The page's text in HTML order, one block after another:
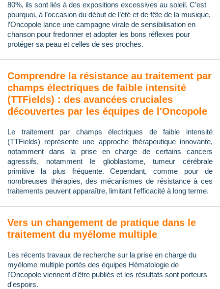
80%, ils sont liés à des expositions excessives au soleil. C’est
pourquoi, à l’occasion du début de l’été et de fête de la musique,
l’Oncopole lance une campagne virale de sensibilisation en
chanson pour fredonner et adopter les bons réflexes pour
protéger sa peau et celles de ses proches.
Comprendre la résistance au traitement par
champs électriques de faible intensité
(TTFields) : des avancées cruciales
découvertes par les équipes de l'Oncopole
Le traitement par champs électriques de faible intensité
(TTFields) représente une approche thérapeutique innovante,
notamment dans la prise en charge de certains cancers
agressifs, notamment le glioblastome, tumeur cérébrale
primitive la plus fréquente. Cependant, comme pour de
nombreuses thérapies, des mécanismes de résistance à ces
traitements peuvent apparaître, limitant l'efficacité à long terme.
Vers un changement de pratique dans le
traitement du myélome multiple
Les récents travaux de recherche sur la prise en charge du
myélome multiple portés des équipes Hématologie de
l'Oncopole viennent d'être publiés et les résultats sont porteurs
d'espoirs.